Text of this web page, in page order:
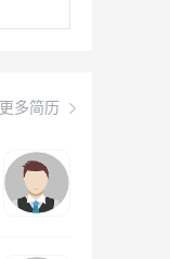
更多简历